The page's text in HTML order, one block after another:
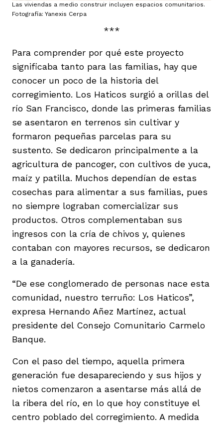
Las viviendas a medio construir incluyen espacios comunitarios.
Fotografía: Yanexis Cerpa
***
Para comprender por qué este proyecto
significaba tanto para las familias, hay que
conocer un poco de la historia del
corregimiento. Los Haticos surgió a orillas del
río San Francisco, donde las primeras familias
se asentaron en terrenos sin cultivar y
formaron pequeñas parcelas para su
sustento. Se dedicaron principalmente a la
agricultura de pancoger, con cultivos de yuca,
maíz y patilla. Muchos dependían de estas
cosechas para alimentar a sus familias, pues
no siempre lograban comercializar sus
productos. Otros complementaban sus
ingresos con la cría de chivos y, quienes
contaban con mayores recursos, se dedicaron
a la ganadería.
“De ese conglomerado de personas nace esta
comunidad, nuestro terruño: Los Haticos”,
expresa Hernando Añez Martínez, actual
presidente del Consejo Comunitario Carmelo
Banque.
Con el paso del tiempo, aquella primera
generación fue desapareciendo y sus hijos y
nietos comenzaron a asentarse más allá de
la ribera del río, en lo que hoy constituye el
centro poblado del corregimiento. A medida